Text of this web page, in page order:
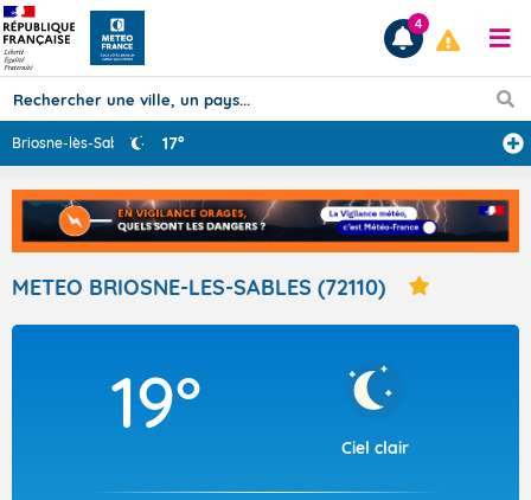
Prévisions
TOUS LES RÉSULTATS
Articles
4
Briosne-lès-Sab 17°
METEO BRIOSNE-LES-SABLES (72110)
19°
Ciel clair